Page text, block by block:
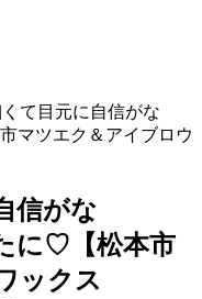
て目元に自信がな
マツエク＆アイブロウ
信がな
に♡【松本市
ックス